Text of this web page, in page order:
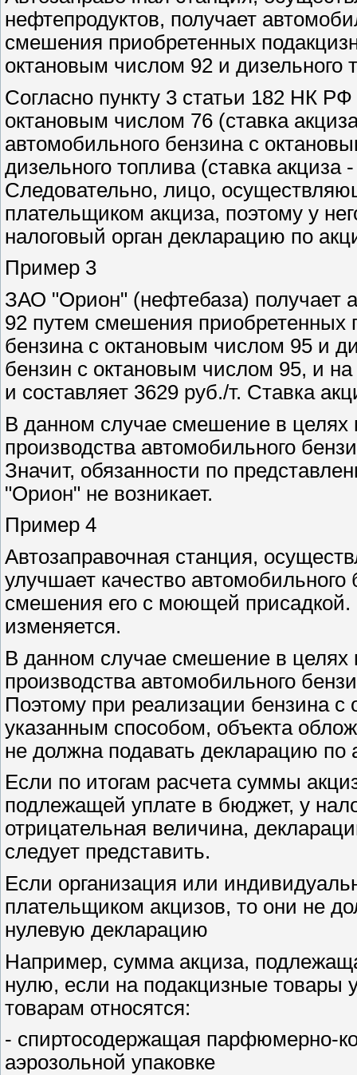
нефтепродуктов, получает
смешения приобретенных
октановым числом 92 и дизельного
Согласно пункту 3 статьи 182 НК
октановым числом 76 (ставка
автомобильного бензина с
дизельного топлива (ставка
Следовательно, лицо,
плательщиком акциза, поэтому у
налоговый орган декларацию по
Пример 3
ЗАО "Орион" (нефтебаза) получает
92 путем смешения приобретенных
бензина с октановым числом 95 и
бензин с октановым числом 95, и
и составляет 3629 руб./т. Ставка
В данном случае смешение в целях
производства автомобильного
Значит, обязанности по
"Орион" не возникает.
Пример 4
Автозаправочная станция,
улучшает качество
смешения его с моющей присадкой.
изменяется.
В данном случае смешение в целях
производства автомобильного
Поэтому при реализации бензина с
указанным способом, объекта
не должна подавать декларацию по
Если по итогам расчета суммы
подлежащей уплате в бюджет, у
отрицательная величина,
следует представить.
Если организация или
плательщиком акцизов, то они не
нулевую декларацию
Например, сумма акциза,
нулю, если на подакцизные товары
товарам относятся:
- спиртосодержащая парфюмерно-
аэрозольной упаковке